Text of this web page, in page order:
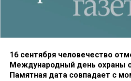
16 сентября человечество
Международный день охраны
Памятная дата совпадает с